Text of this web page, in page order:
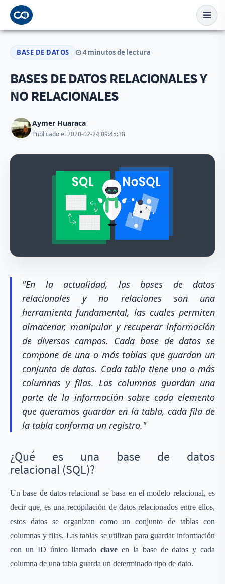
BASE DE DATOS 4 minutos de lectura
BASES DE DATOS RELACIONALES Y
NO RELACIONALES
Aymer Huaraca
Publicado el 2020-02-24 09:45:38
"En la actualidad, las bases de datos
relacionales y no relaciones son una
herramienta fundamental, las cuales permiten
almacenar, manipular y recuperar información
de diversos campos. Cada base de datos se
compone de una o más tablas que guardan un
conjunto de datos. Cada tabla tiene una o más
columnas y filas. Las columnas guardan una
parte de la información sobre cada elemento
que queramos guardar en la tabla, cada fila de
la tabla conforma un registro."
¿Qué es una base de datos
relacional (SQL)?
Un base de datos relacional se basa en el modelo relacional, es
decir que, es una recopilación de datos relacionados entre ellos,
estos datos se organizan como un conjunto de tablas con
columnas y filas. Las tablas se utilizan para guardar información
con un ID único llamadoclave en la base de datos y cada
columna de una tabla guarda un determinado tipo de dato.